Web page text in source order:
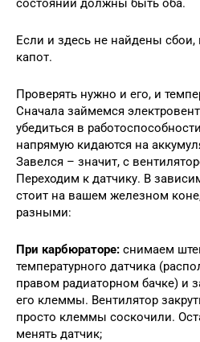
состоянии должны быть оба.
Если и здесь не найдены сбои,
капот.
Проверять нужно и его, и
Сначала займемся
убедиться в
напрямую кидаются на
Завелся – значит, с
Переходим к датчику. В
стоит на вашем железном
разными:
При карбюраторе: снимаем
температурного датчика
правом радиаторном бачке) и
его клеммы. Вентилятор
просто клеммы соскочили.
менять датчик;